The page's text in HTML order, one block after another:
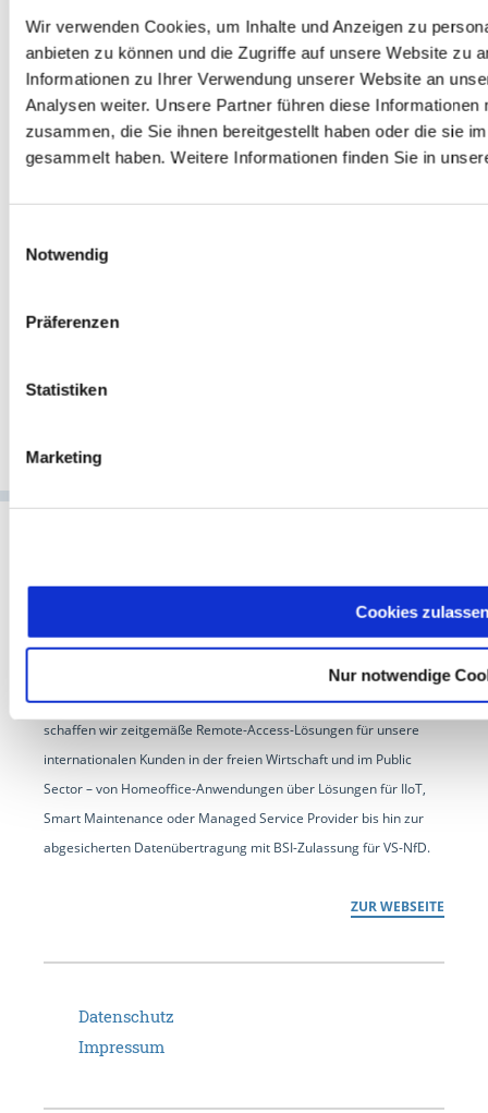
Wir verwenden Cookies, um Inhalte und Anzeigen zu
anbieten zu können und die Zugriffe auf unsere Website zu
Informationen zu Ihrer Verwendung unserer Website an
Analysen weiter. Unsere Partner führen diese
zusammen, die Sie ihnen bereitgestellt haben oder die sie
gesammelt haben. Weitere Informationen finden Sie in
Notwendig
Präferenzen
Statistiken
Marketing
Cookies zulassen
Nur notwendige
Digitale Souveränität: Europa holt sich
die Datenkontrolle zurück
Digitale Souveränität: So behalten Unternehmen die Kontrolle
über ihre Daten. DSGVO, Cloud Act, Datenlokalisierung und VPN
haben
NCP entwickelt seit über 35 Jahren leistungsstarke Software für
sichere Kommunikation nach dem Leitsatz "IT-Security made in
Germany". Als technologischer Marktführer für Enterprise-VPN
schaffen wir zeitgemäße Remote-Access-Lösungen für unsere
internationalen Kunden in der freien Wirtschaft und im Public
Sector – von Homeoffice-Anwendungen über Lösungen für IIoT,
Smart Maintenance oder Managed Service Provider bis hin zur
abgesicherten Datenübertragung mit BSI-Zulassung für VS-NfD.
ZUR WEBSEITE
Datenschutz
Impressum